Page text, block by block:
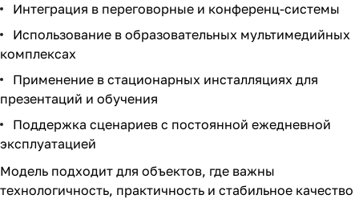
Интеграция в переговорные и конференц-системы
Использование в образовательных мультимедийных
комплексах
Применение в стационарных инсталляциях для
презентаций и обучения
Поддержка сценариев с постоянной ежедневной
эксплуатацией
Модель подходит для объектов, где важны
технологичность, практичность и стабильное качество